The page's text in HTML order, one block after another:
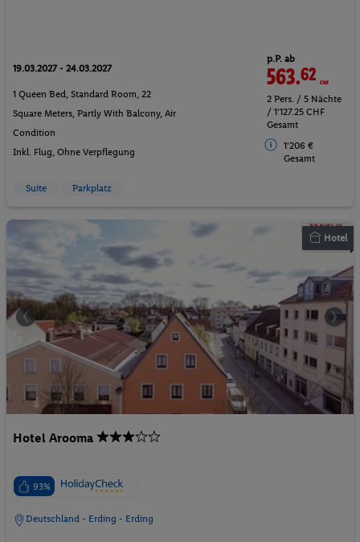
19.03.2027 - 24.03.2027
1 Queen Bed, Standard Room, 22
Square Meters, Partly With Balcony, Air
Condition
Inkl. Flug, Ohne Verpflegung
p.P. ab
563.62 CHF
2 Pers. / 5 Nächte
/ 1'127.25 CHF
Gesamt
1'206 €
Gesamt
Suite Parkplatz
Hotel
Hotel Arooma
93%
Deutschland - Erding - Erding